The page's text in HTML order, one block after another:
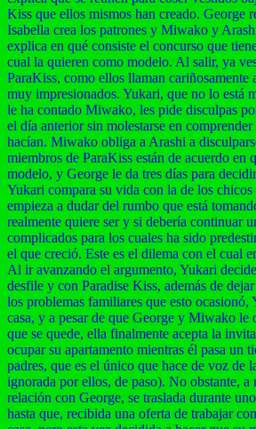
Kiss que ellos mismos han creado. George
Isabella crea los patrones y Miwako y
explica en qué consiste el concurso que
cual la quieren como modelo. Al salir, ya
ParaKiss, como ellos llaman cariñosamente
muy impresionados. Yukari, que no lo está
le ha contado Miwako, les pide disculpas
el día anterior sin molestarse en
hacían. Miwako obliga a Arashi a
miembros de ParaKiss están de acuerdo en
modelo, y George le da tres días para
Yukari compara su vida con la de los
empieza a dudar del rumbo que está
realmente quiere ser y si debería continuar
complicados para los cuales ha sido
el que creció. Este es el dilema con el cual
Al ir avanzando el argumento, Yukari
desfile y con Paradise Kiss, además de
los problemas familiares que esto ocasionó,
casa, y a pesar de que George y Miwako le
que se quede, ella finalmente acepta la
ocupar su apartamento mientras él pasa un
padres, que es el único que hace de voz de
ignorada por ellos, de paso). No obstante, a
relación con George, se traslada durante
hasta que, recibida una oferta de trabajar